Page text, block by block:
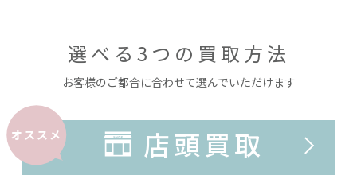
選べる3つの買取方法
お客様のご都合に合わせて選んでいただけます
オススメ
店頭買取